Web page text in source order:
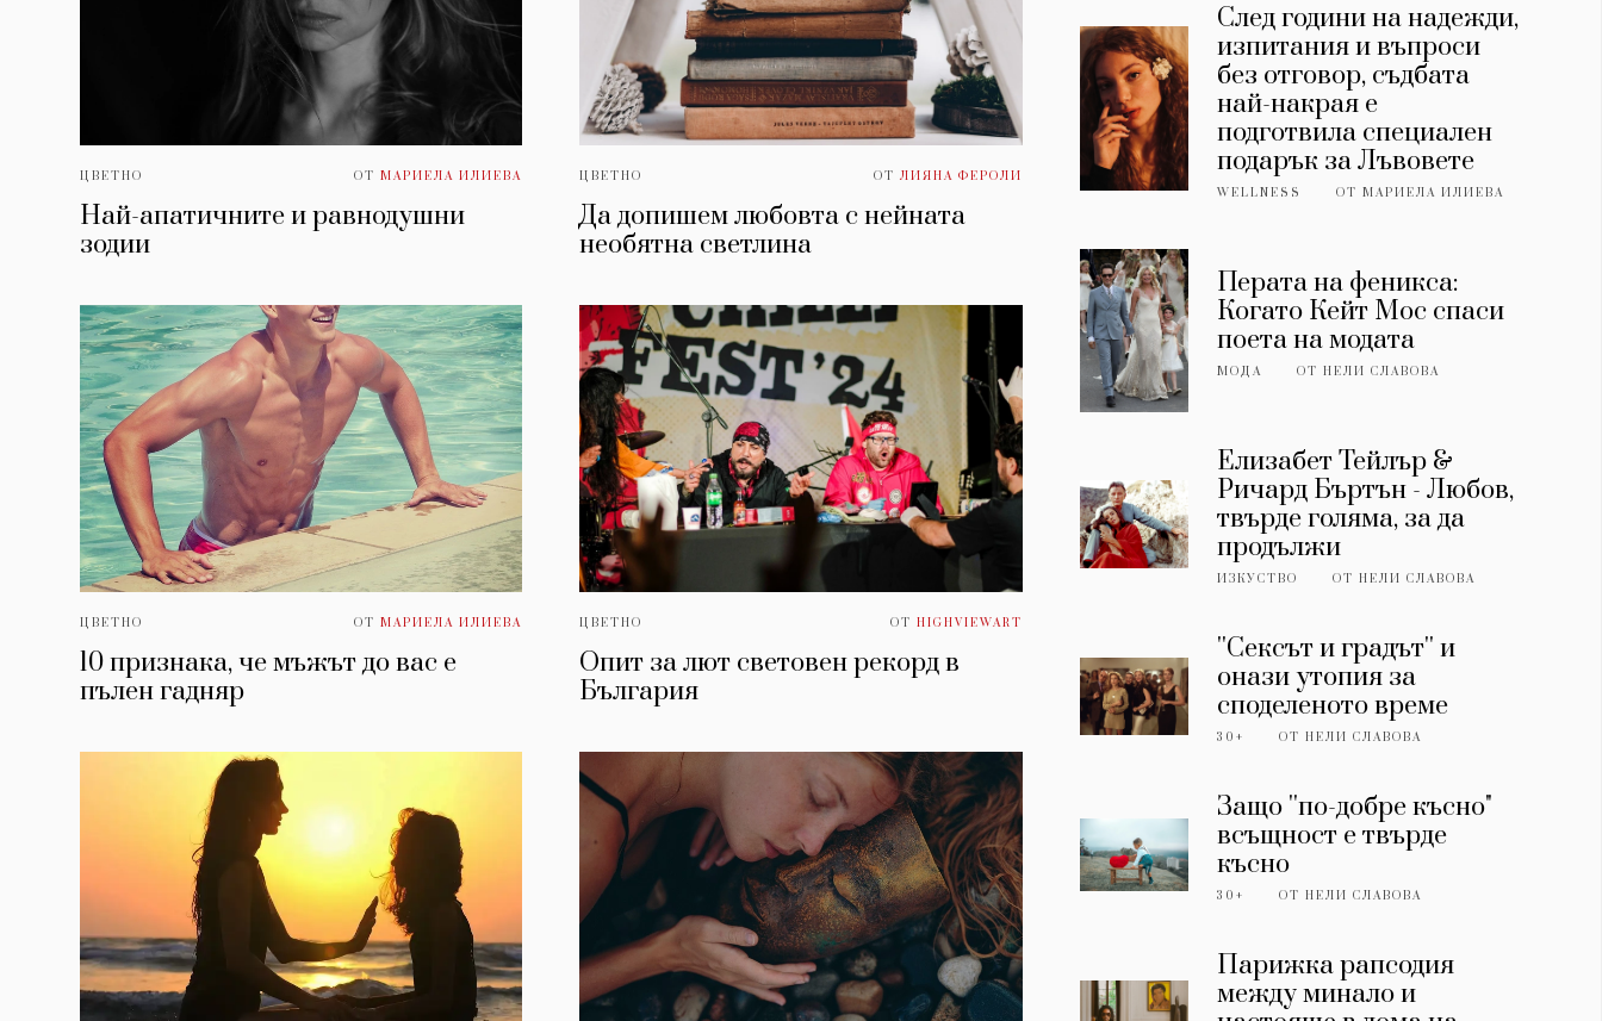
ЦВЕТНО ОТМАРИЕЛА ИЛИЕВА
Най-апатичните и равнодушни
зодии
ЦВЕТНО ОТ ЛИЯНА ФЕРОЛИ
Да допишем любовта с нейната
необятна светлина
ЦВЕТНО ОТМАРИЕЛА ИЛИЕВА
10 признака, че мъжът до вас е
пълен гадняр
ЦВЕТНО ОТ HIGHVIEWART
Опит за лют световен рекорд в
България
След години на надежди,
изпитания и въпроси
без отговор, съдбата
най-накрая е
подготвила специален
подарък за Лъвовете
WELLNESS ОТМАРИЕЛА ИЛИЕВА
Перата на феникса:
Когато Кейт Мос спаси
поета на модата
МОДА ОТНЕЛИ СЛАВОВА
Елизабет Тейлър &
Ричард Бъртън - Любов,
твърде голяма, за да
продължи
ИЗКУСТВО ОТНЕЛИ СЛАВОВА
''Сексът и градът'' и
онази утопия за
споделеното време
30+ ОТНЕЛИ СЛАВОВА
Защо ''по-добре късно"
всъщност е твърде
късно
30+ ОТНЕЛИ СЛАВОВА
Парижка рапсодия
между минало и